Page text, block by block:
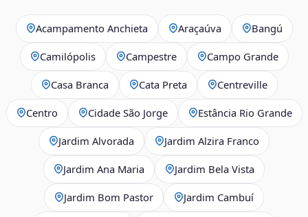
Acampamento Anchieta Araçaúva Bangú
Camilópolis Campestre Campo Grande
Casa Branca Cata Preta Centreville
Centro Cidade São Jorge Estância Rio Grande
Jardim Alvorada Jardim Alzira Franco
Jardim Ana Maria Jardim Bela Vista
Jardim Bom Pastor Jardim Cambuí